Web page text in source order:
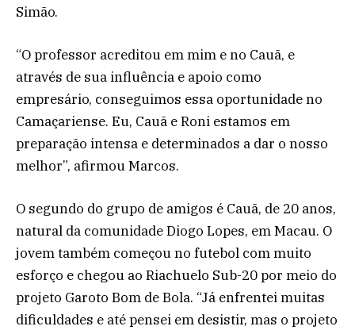
Simão.
“O professor acreditou em mim e no Cauã, e
através de sua influência e apoio como
empresário, conseguimos essa oportunidade no
Camaçariense. Eu, Cauã e Roni estamos em
preparação intensa e determinados a dar o nosso
melhor”, afirmou Marcos.
O segundo do grupo de amigos é Cauã, de 20 anos,
natural da comunidade Diogo Lopes, em Macau. O
jovem também começou no futebol com muito
esforço e chegou ao Riachuelo Sub-20 por meio do
projeto Garoto Bom de Bola. “Já enfrentei muitas
dificuldades e até pensei em desistir, mas o projeto